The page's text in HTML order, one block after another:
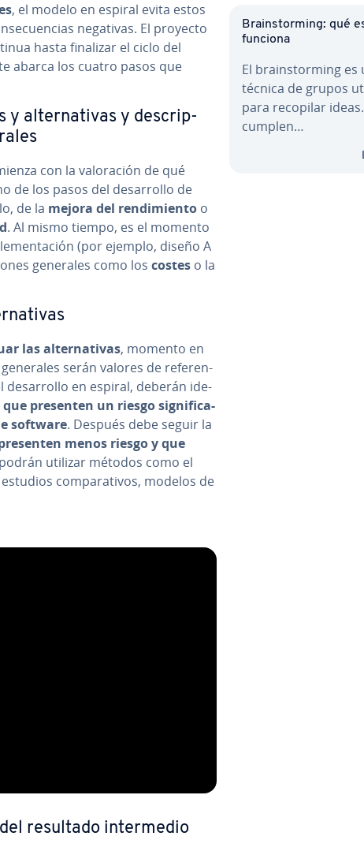
, el modelo en espiral evita estos
negativas. El proyecto
hasta finalizar el ciclo del
abarca los cuatro pasos que
y al­te­r­na­ti­vas y de­s­cri­p­
con la va­lo­ra­ción de qué
de los pasos del de­sa­rro­llo de
de la mejora del re­n­di­mie­n­to o
. Al mismo tiempo, es el momento
(por ejemplo, diseño A
generales como los costes o la
las al­te­r­na­ti­vas, momento en
serán valores de re­fe­re­n­
de­sa­rro­llo en espiral, deberán ide­
que presenten un riesgo si­g­ni­fi­ca­
software. Después debe seguir la
menos riesgo y que
utilizar métodos como el
co­m­pa­ra­ti­vos, modelos de
resultado in­te­r­me­dio
Brai­n­s­to­r­mi­ng: qué
funciona
El brai­n­s­to­r­mi­ng es
técnica de grupos
para recopilar
cumplen…